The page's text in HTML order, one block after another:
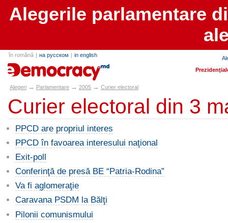
Alegerile parlamentare
în română | на русском | in english
alegeri.md
Alegeri → Parlamentare → 2005 → Curier electoral
Curier electoral din 3
PPCD are propriul interes
PPCD în favoarea interesului naţional
Exit-poll
Conferinţă de presă BE “Patria-Rodina”
Va fi aglomeraţie
Caravana PSDM la Bălţi
Pilonii comunismului